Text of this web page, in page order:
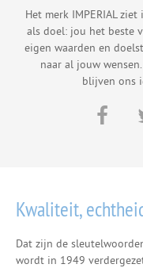
Het merk IMPERIAL
als doel: jou het beste
eigen waarden en
naar al jouw
blijven ons
Kwaliteit,
Dat zijn de
wordt in 1949